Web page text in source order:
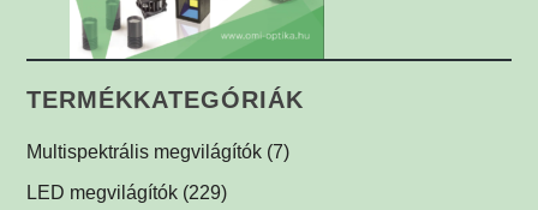
TERMÉKKATEGÓRIÁK
Multispektrális megvilágítók (7)
Multispektrális dóm megvilágítók
LED megvilágítók (229)